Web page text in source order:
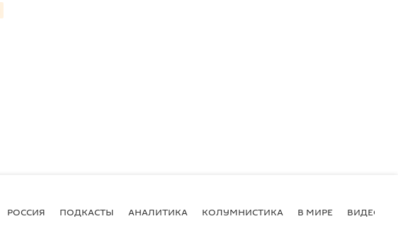
РОССИЯ ПОДКАСТЫ АНАЛИТИКА КОЛУМНИСТИКА В МИРЕ ВИДЕО